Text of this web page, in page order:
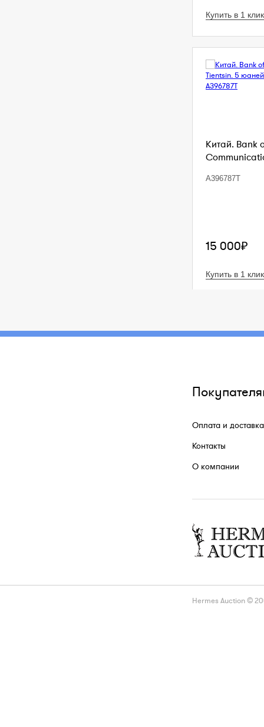
Купить в 1 клик
Китай. Bank
A396787T
15 000₽
Купить в 1 клик
Оплата и доставка
Контакты
О компании
Hermes Auction ©